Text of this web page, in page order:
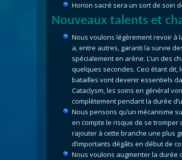
Horion sacré sera un sort de soin
Nouveaux talents et
Nous voulons légèrement revoir à
a, entre autres, garanti la survie
spécialement en arène. L’un des
quelques secondes. Ceci étant
batailles vont devenir essentiels
Cataclysm, les soins en général
complètement pendant la durée
Nous pensons qu’un mécanisme
en compte le risque de se
rajouter à cette branche une plus
d’importants dégâts en début de
Nous voulons augmenter la durée